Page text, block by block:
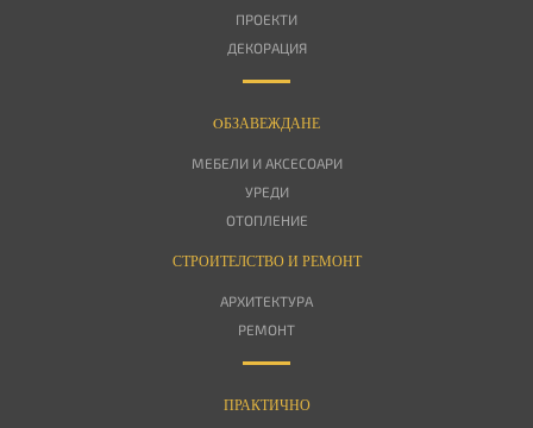
ПРОЕКТИ
ДЕКОРАЦИЯ
OБЗАВЕЖДАНЕ
МЕБЕЛИ И АКСЕСОАРИ
УРЕДИ
ОТОПЛЕНИЕ
СТРОИТЕЛСТВО И РЕМОНТ
АРХИТЕКТУРА
РЕМОНТ
ПРАКТИЧНО